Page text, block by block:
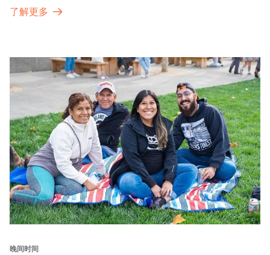
探索那些在夜幕下焕发活力的展厅，那里将呈现快闪表演、
了解更多
晚间时间